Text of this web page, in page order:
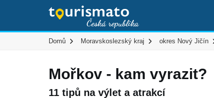
Domů Moravskoslezský kraj okres Nový Jičín
Mořkov - kam vyrazit?
11 tipů na výlet a atrakcí